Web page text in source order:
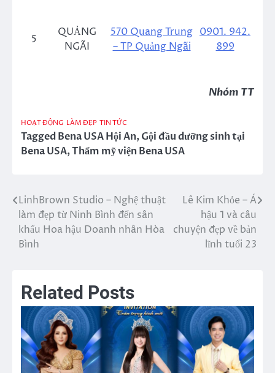
5
QUẢNG
NGÃI
570 Quang Trung
– TP Quảng Ngãi
0901. 942.
899
Nhóm TT
HOẠT ĐỘNG LÀM ĐẸP TIN TỨC
TaggedBena USA Hội An,Gội đầu dưỡng sinh tại
Bena USA,Thẩm mỹ viện Bena USA
Điều
hướng
bài
LinhBrown Studio – Nghệ thuật
làm đẹp từ Ninh Bình đến sân
khấu Hoa hậu Doanh nhân Hòa
Bình
Lê Kim Khỏe – Á
hậu 1 và câu
chuyện đẹp về bản
lĩnh tuổi 23
Related Posts